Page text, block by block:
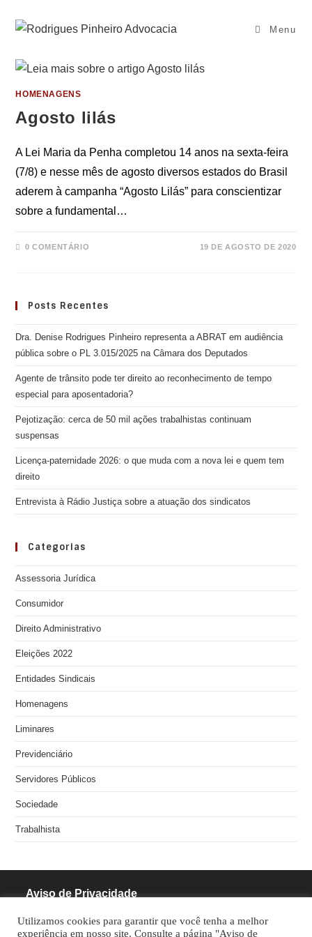
para
conteúdo
Menu
HOMENAGENS
Agosto lilás
A Lei Maria da Penha completou 14 anos na sexta-feira
(7/8) e nesse mês de agosto diversos estados do Brasil
aderem à campanha “Agosto Lilás” para conscientizar
sobre a fundamental…
0 COMENTÁRIO 19 DE AGOSTO DE 2020
Posts Recentes
Dra. Denise Rodrigues Pinheiro representa a ABRAT em audiência
pública sobre o PL 3.015/2025 na Câmara dos Deputados
Agente de trânsito pode ter direito ao reconhecimento de tempo
especial para aposentadoria?
Pejotização: cerca de 50 mil ações trabalhistas continuam
suspensas
Licença-paternidade 2026: o que muda com a nova lei e quem tem
direito
Entrevista à Rádio Justiça sobre a atuação dos sindicatos
Categorias
Assessoria Jurídica
Consumidor
Direito Administrativo
Eleições 2022
Entidades Sindicais
Homenagens
Liminares
Previdenciário
Servidores Públicos
Sociedade
Trabalhista
Aviso de Privacidade
RODRIGUES PINHEIRO ADVOCACIA S/S
Utilizamos cookies para garantir que você tenha a melhor
experiência em nosso site. Consulte a página "Aviso de